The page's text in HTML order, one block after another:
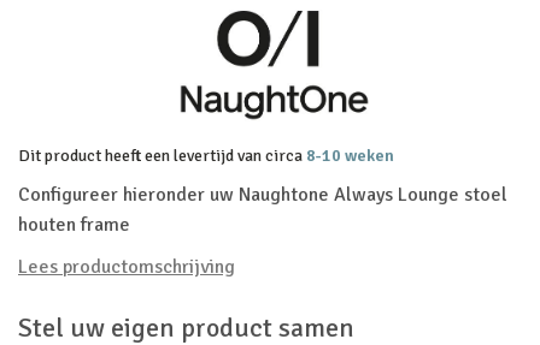
Dit product heeft een levertijd van circa 8-10 weken
Configureer hieronder uw Naughtone Always Lounge stoel
houten frame
Lees productomschrijving
Stel uw eigen product samen